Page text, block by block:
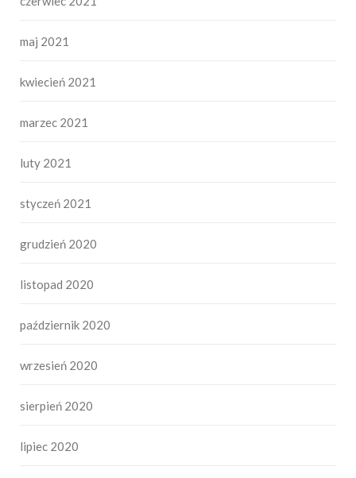
maj 2021
kwiecień 2021
marzec 2021
luty 2021
styczeń 2021
grudzień 2020
listopad 2020
październik 2020
wrzesień 2020
sierpień 2020
lipiec 2020